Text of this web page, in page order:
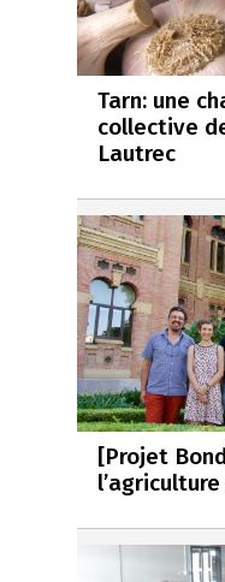
Tarn: une
collective
Lautrec
[Projet